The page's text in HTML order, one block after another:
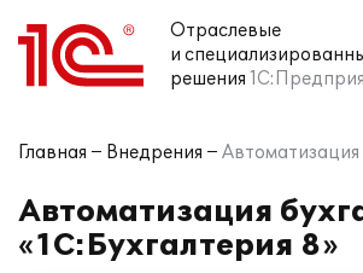
Отраслевые
и
решения
Главная Внедрения Автоматизация
Автоматизация
«1С:Бухгалтерия 8»